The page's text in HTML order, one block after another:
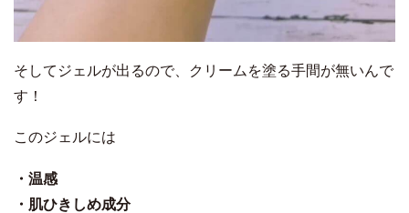
そしてジェルが出るので、クリームを塗る手間が無いんで
す！
このジェルには
・温感
・肌ひきしめ成分